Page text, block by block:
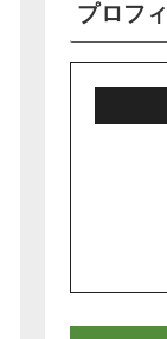
プロフ